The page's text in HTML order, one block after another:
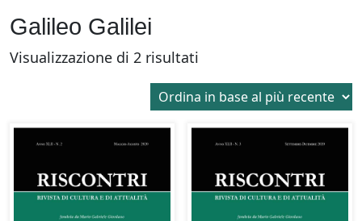
Galileo Galilei
Visualizzazione di 2 risultati
in
base
più